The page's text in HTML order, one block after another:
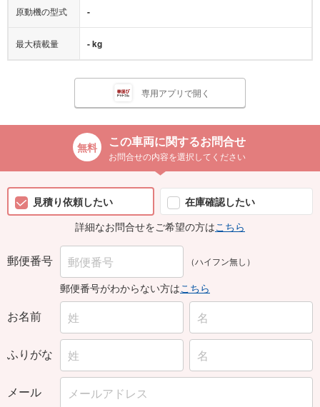
原動機の型式 -
最大積載量 - kg
専用アプリで開く
この車両に関するお問合せ
お問合せの内容を選択してください
見積り依頼したい
在庫確認したい
詳細なお問合せをご希望の方はこちら
郵便番号 （ハイフン無し）
郵便番号がわからない方はこちら
お名前
ふりがな
メール